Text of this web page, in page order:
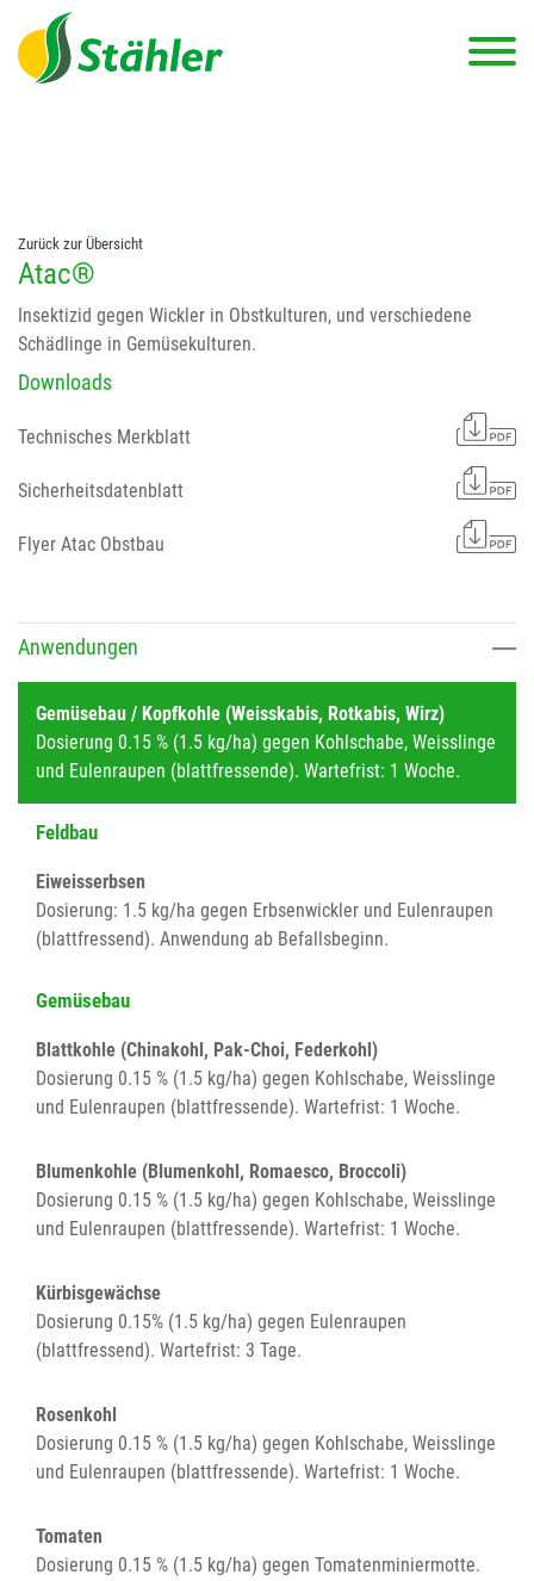
string(78) "Test 12 {FONT:12} // Dosierungen: test 123 dfasdf
asdfW134 245 34" string(62) "Test 12 {FONT:12} Dosierungen: test
123 dfasdf asdfW134 245 34"
Zurück zur Übersicht
Atac®
Insektizid gegen Wickler in Obstkulturen, und verschiedene
Schädlinge in Gemüsekulturen.
Downloads
Technisches Merkblatt
Sicherheitsdatenblatt
Flyer Atac Obstbau
Anwendungen
Gemüsebau / Kopfkohle (Weisskabis, Rotkabis, Wirz)
Dosierung 0.15 % (1.5 kg/ha) gegen Kohlschabe, Weisslinge
und Eulenraupen (blattfressende). Wartefrist: 1 Woche.
Feldbau
Eiweisserbsen
Dosierung: 1.5 kg/ha gegen Erbsenwickler und Eulenraupen
(blattfressend). Anwendung ab Befallsbeginn.
Gemüsebau
Blattkohle (Chinakohl, Pak-Choi, Federkohl)
Dosierung 0.15 % (1.5 kg/ha) gegen Kohlschabe, Weisslinge
und Eulenraupen (blattfressende). Wartefrist: 1 Woche.
Blumenkohle (Blumenkohl, Romaesco, Broccoli)
Dosierung 0.15 % (1.5 kg/ha) gegen Kohlschabe, Weisslinge
und Eulenraupen (blattfressende). Wartefrist: 1 Woche.
Kürbisgewächse
Dosierung 0.15% (1.5 kg/ha) gegen Eulenraupen
(blattfressend). Wartefrist: 3 Tage.
Rosenkohl
Dosierung 0.15 % (1.5 kg/ha) gegen Kohlschabe, Weisslinge
und Eulenraupen (blattfressende). Wartefrist: 1 Woche.
Tomaten
Dosierung 0.15 % (1.5 kg/ha) gegen Tomatenminiermotte.